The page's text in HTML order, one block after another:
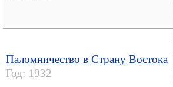
Паломничество в Страну Востока
Год: 1932